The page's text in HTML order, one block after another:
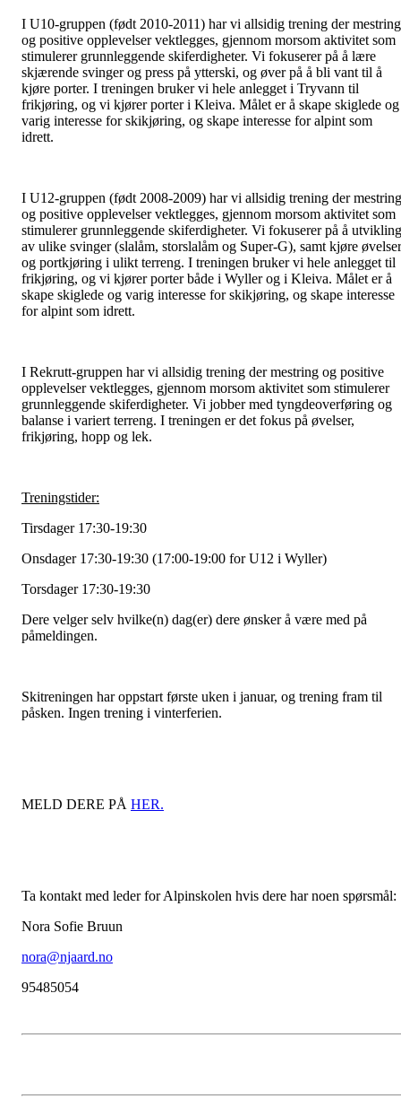
I U10-gruppen (født 2010-2011) har vi allsidig trening der mestring
og positive opplevelser vektlegges, gjennom morsom aktivitet som
stimulerer grunnleggende skiferdigheter. Vi fokuserer på å lære
skjærende svinger og press på ytterski, og øver på å bli vant til å
kjøre porter. I treningen bruker vi hele anlegget i Tryvann til
frikjøring, og vi kjører porter i Kleiva. Målet er å skape skiglede og
varig interesse for skikjøring, og skape interesse for alpint som
idrett.
I U12-gruppen (født 2008-2009) har vi allsidig trening der mestring
og positive opplevelser vektlegges, gjennom morsom aktivitet som
stimulerer grunnleggende skiferdigheter. Vi fokuserer på å utvikling
av ulike svinger (slalåm, storslalåm og Super-G), samt kjøre øvelser
og portkjøring i ulikt terreng. I treningen bruker vi hele anlegget til
frikjøring, og vi kjører porter både i Wyller og i Kleiva. Målet er å
skape skiglede og varig interesse for skikjøring, og skape interesse
for alpint som idrett.
I Rekrutt-gruppen har vi allsidig trening der mestring og positive
opplevelser vektlegges, gjennom morsom aktivitet som stimulerer
grunnleggende skiferdigheter. Vi jobber med tyngdeoverføring og
balanse i variert terreng. I treningen er det fokus på øvelser,
frikjøring, hopp og lek.
Treningstider:
Tirsdager 17:30-19:30
Onsdager 17:30-19:30 (17:00-19:00 for U12 i Wyller)
Torsdager 17:30-19:30
Dere velger selv hvilke(n) dag(er) dere ønsker å være med på
påmeldingen.
Skitreningen har oppstart første uken i januar, og trening fram til
påsken. Ingen trening i vinterferien.
MELD DERE PÅ HER.
Ta kontakt med leder for Alpinskolen hvis dere har noen spørsmål:
Nora Sofie Bruun
nora@njaard.no
95485054